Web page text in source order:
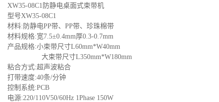
XW35-08C1防静电桌面式束带机
型号XW35-08C1
材料: 防静电PP带、PP带、珍珠棉带
材料规格:宽7.5±0.4mm厚0.3-0.7mm
产品规格:小束带尺寸L60mm*W40mm
大束带尺寸L350mm*W180mm
粘合方式:超声波粘合
打带速度:40条/分钟
控制系统:PCB
电源:220/110V50/60Hz 1Phase 150W